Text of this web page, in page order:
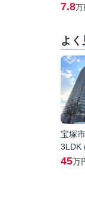
7.8万
よ
宝塚
3LDK
45万